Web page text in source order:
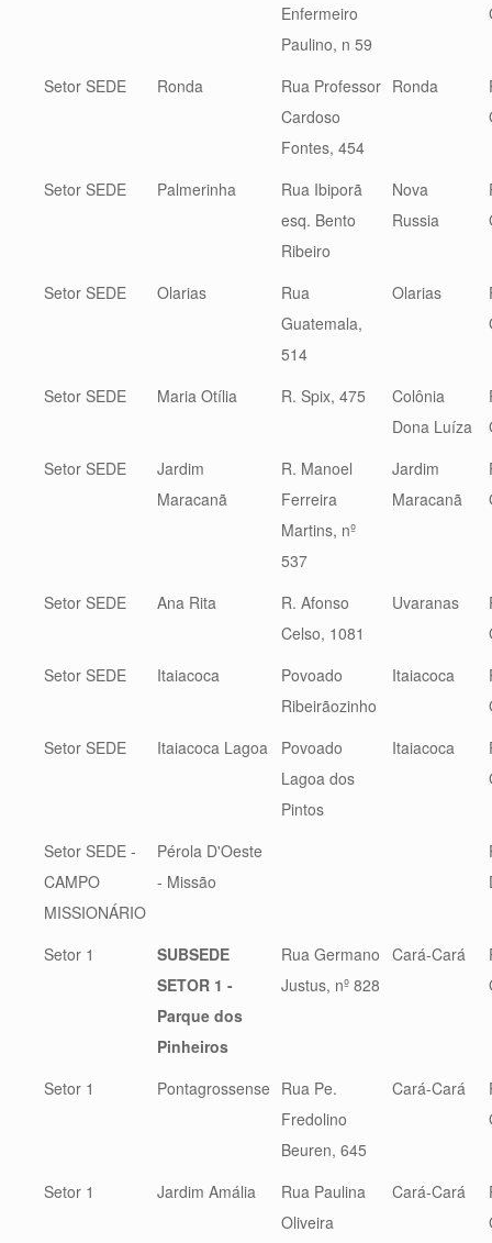
Enfermeiro
Paulino, n 59
Setor SEDE Ronda
Rua Professor
Cardoso
Fontes, 454
Ronda
Setor SEDE Palmerinha
Rua Ibiporã
esq. Bento
Ribeiro
Nova
Russia
Setor SEDE Olarias
Rua
Guatemala,
514
Olarias
Setor SEDE Maria Otília R. Spix, 475
Colônia
Dona Luíza
Setor SEDE
Jardim
Maracanã
R. Manoel
Ferreira
Martins, nº
537
Jardim
Maracanã
Setor SEDE Ana Rita
R. Afonso
Celso, 1081
Uvaranas
Setor SEDE
Itaiacoca
Povoado
Ribeirãozinho
Itaiacoca
Setor SEDE
Itaiacoca Lagoa
Povoado
Lagoa dos
Pintos
Itaiacoca
Setor SEDE -
CAMPO
MISSIONÁRIO
Pérola D'Oeste
- Missão
Setor 1
SUBSEDE
SETOR 1 -
Parque dos
Pinheiros
Rua Germano
Justus, nº 828
Cará-Cará
Setor 1 Pontagrossense Rua Pe.
Fredolino
Beuren, 645
Cará-Cará
Setor 1 Jardim Amália
Rua Paulina
Oliveira
Cará-Cará